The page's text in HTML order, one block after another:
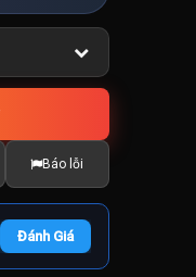
Báo lỗi
Đánh Giá